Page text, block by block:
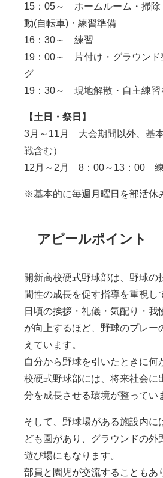
15：05～ ホームルーム・掃除
動(自転車)・練習準備
16：30～ 練習
19：00～ 片付け・グラウンド
グ
19：30～ 現地解散・自主練習
【土日・祭日】
3月～11月 大会期間以外、基
戦含む）
12月～2月 8：00～13：00
※基本的に毎週月曜日を部活休
アピールポイント
開新高校硬式野球部は、野球の
間性の成長を促す指導を重視し
日頃の挨拶・礼儀・気配り・我
が向上するほど、野球のプレー
えています。
自分から野球を引いたときに何
校硬式野球部には、将来社会に
分を成長させる環境が整ってい
そして、野球場がある施設内に
ども園があり、グラウンドの外
遊び場にもなります。
部員と園児が交流することもあ